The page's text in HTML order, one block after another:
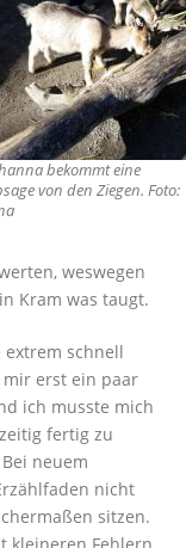
bekommt eine
von den Ziegen. Foto:
weswegen
Kram was taugt.
extrem schnell
erst ein paar
ich musste mich
fertig zu
neuem
nicht
sitzen.
kleineren Fehlern